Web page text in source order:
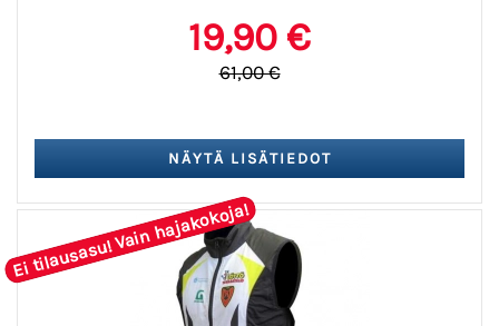
19,90 €
61,00 €
Ei tilausasu! Vain hajakokoja!